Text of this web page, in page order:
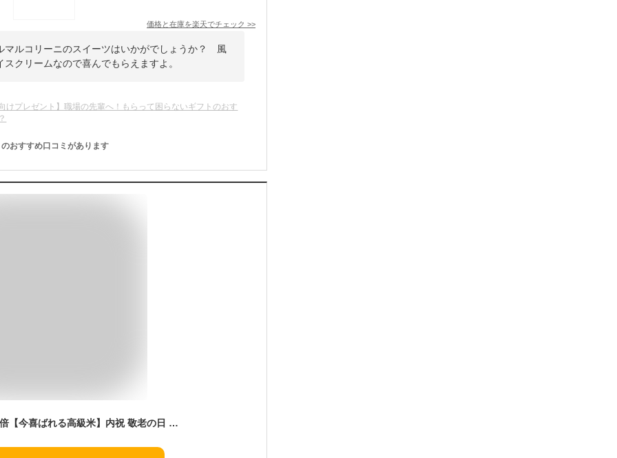
価格と在庫を楽天でチェック >>
マルコリーニのスイーツはいかがでしょうか？ 風
クリームなので喜んでもらえますよ。
けプレゼント】職場の先輩へ！もらって困らないギフトのおす
のおすすめ口コミがあります
9/5限定★対象商品P3倍【今喜ばれる高級米】内祝 敬老の日 秋ギフト 八代目儀兵衛 送料無料 米 ギフト (お米2合×12個入り)「十二単 満開」| お米 入学内祝い 結婚内祝い 出産内祝い お返し 入学祝い 結婚祝い 出産祝い 新築内祝い 内祝い 祝い グルメ